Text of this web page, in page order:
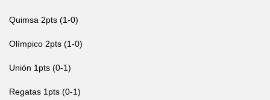
Quimsa 2pts (1-0)
Olímpico 2pts (1-0)
Unión 1pts (0-1)
Regatas 1pts (0-1)